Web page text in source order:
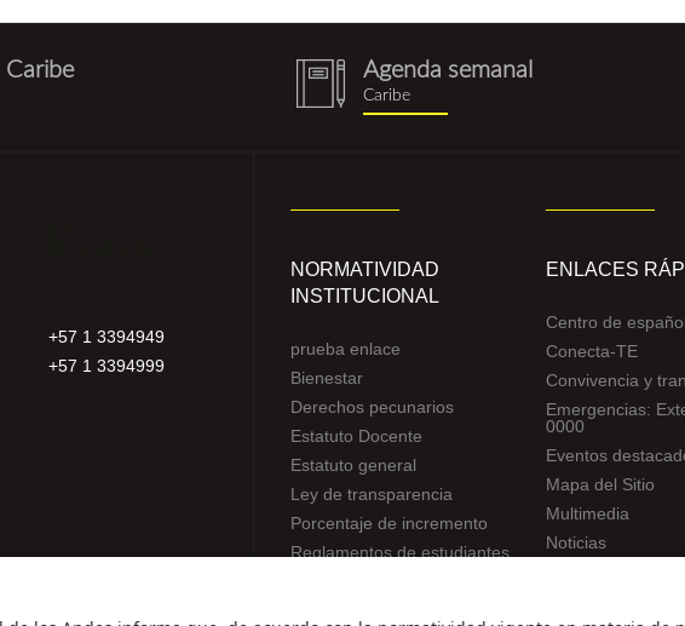
Caribe
notebook
(1).png
Agenda semanal
Caribe
+57 1 3394949
+57 1 3394999
NORMATIVIDAD
INSTITUCIONAL
prueba enlace
Bienestar
Derechos pecunarios
Estatuto Docente
Estatuto general
Ley de transparencia
Porcentaje de incremento
Reglamentos de estudiantes
ENLACES
Centro de español
Conecta-TE
Convivencia y
Emergencias:
0000
Eventos
Mapa del Sitio
Multimedia
Noticias